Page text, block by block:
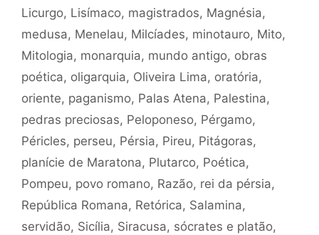
Licurgo, Lisímaco, magistrados, Magnésia,
medusa, Menelau, Milcíades, minotauro, Mito,
Mitologia, monarquia, mundo antigo, obras
poética, oligarquia, Oliveira Lima, oratória,
oriente, paganismo, Palas Atena, Palestina,
pedras preciosas, Peloponeso, Pérgamo,
Péricles, perseu, Pérsia, Pireu, Pitágoras,
planície de Maratona, Plutarco, Poética,
Pompeu, povo romano, Razão, rei da pérsia,
República Romana, Retórica, Salamina,
servidão, Sicília, Siracusa, sócrates e platão,